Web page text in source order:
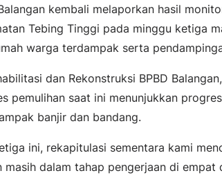
kembali melaporkan hasil
Tebing Tinggi pada minggu ketiga
warga terdampak serta
dan Rekonstruksi BPBD
pemulihan saat ini menunjukkan
banjir dan bandang.
ini, rekapitulasi sementara kami
dalam tahap pengerjaan di empat